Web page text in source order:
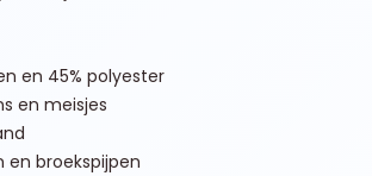
en 45% polyester
en meisjes
en broekspijpen